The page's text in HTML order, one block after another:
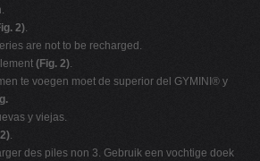
2).
are not to be recharged.
(Fig. 2).
te voegen moet de superior del GYMINI® y
y viejas.
.
des piles non 3. Gebruik een vochtige doek